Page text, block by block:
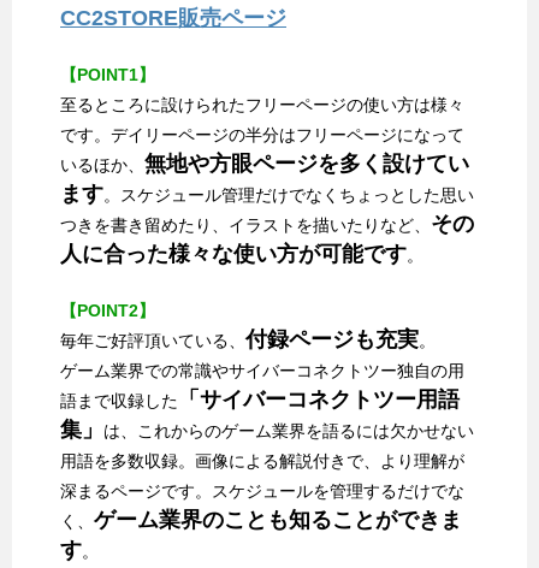
CC2STORE販売ページ
【POINT1】
至るところに設けられたフリーページの使い方は様々
です。デイリーページの半分はフリーページになって
いるほか、 無地や方眼ページを多く設けてい
ます。スケジュール管理だけでなくちょっとした思い
つきを書き留めたり、イラストを描いたりなど、 その
人に合った様々な使い方が可能です。
【POINT2】
毎年ご好評頂いている、付録ページも充実。
ゲーム業界での常識やサイバーコネクトツー独自の用
語まで収録した
「サイバーコネクトツー用語
集」
は、これからのゲーム業界を語るには欠かせない
用語を多数収録。画像による解説付きで、より理解が
深まるページです。スケジュールを管理するだけでな
く、 ゲーム業界のことも知ることができま
す。